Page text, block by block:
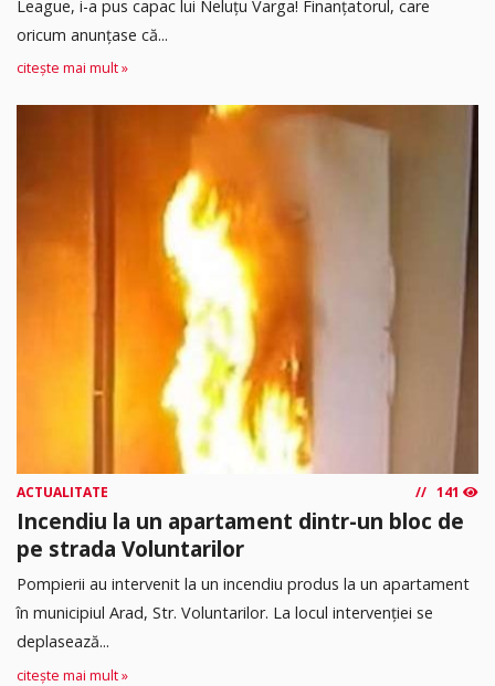
League, i-a pus capac lui Neluțu Varga! Finanțatorul, care
oricum anunțase că...
citește mai mult »
ACTUALITATE 141
Incendiu la un apartament dintr-un bloc de
pe strada Voluntarilor
Pompierii au intervenit la un incendiu produs la un apartament
în municipiul Arad, Str. Voluntarilor. La locul intervenției se
deplasează...
citește mai mult »